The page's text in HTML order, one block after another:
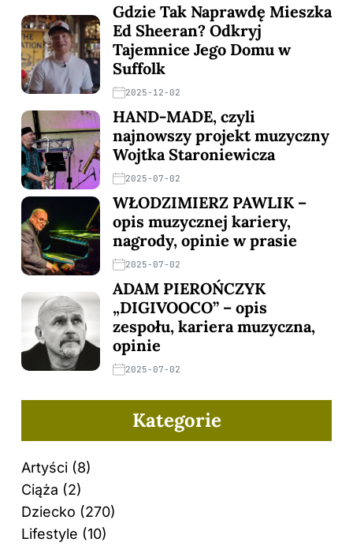
Gdzie Tak Naprawdę Mieszka
Ed Sheeran? Odkryj
Tajemnice Jego Domu w
Suffolk
2025-12-02
HAND-MADE, czyli
najnowszy projekt muzyczny
Wojtka Staroniewicza
2025-07-02
WŁODZIMIERZ PAWLIK –
opis muzycznej kariery,
nagrody, opinie w prasie
2025-07-02
ADAM PIEROŃCZYK
„DIGIVOOCO” – opis
zespołu, kariera muzyczna,
opinie
2025-07-02
Kategorie
Artyści (8)
Ciąża (2)
Dziecko (270)
Lifestyle (10)